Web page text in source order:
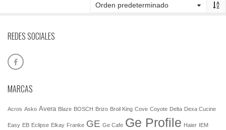
REDES SOCIALES
MARCAS
Acros Asko Avera Blaze BOSCH Brizo Broil King Cove Coyote Delta Dexa Cucine
Easy EB Eclipse Elkay Franke GE Ge Cafe Ge Profile Haier IEM